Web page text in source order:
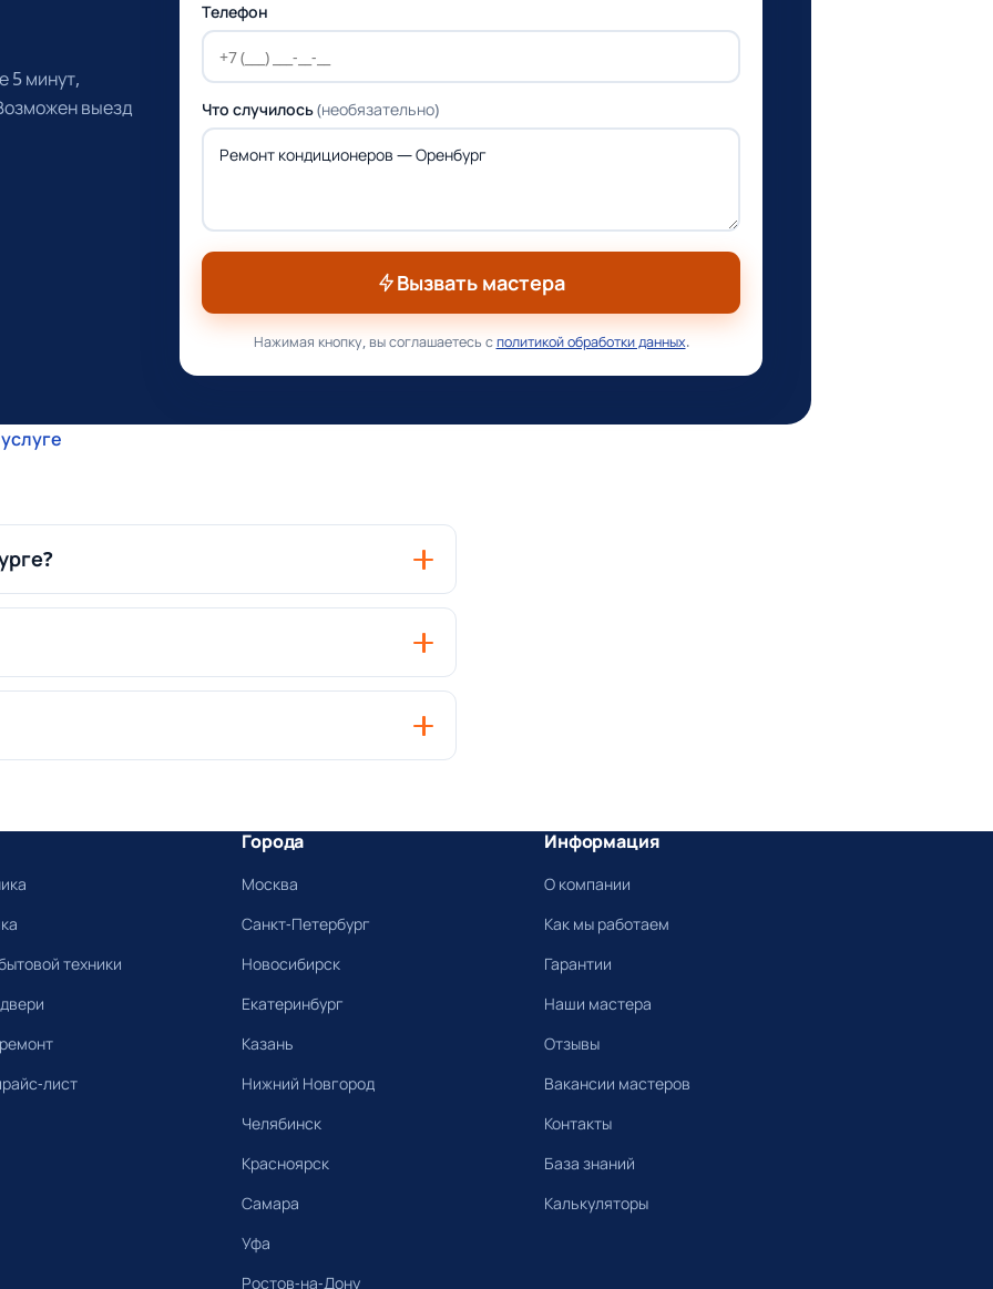
5 минут,
выезд
Телефон
Что случилось(необязательно)
Вызвать мастера
Нажимая кнопку, вы соглашаетесь сполитикой обработки данных.
техники
лист
Города
Москва
Санкт-Петербург
Новосибирск
Екатеринбург
Казань
Нижний Новгород
Челябинск
Красноярск
Самара
Уфа
Ростов-на-Дону
Информация
О компании
Как мы работаем
Гарантии
Наши мастера
Отзывы
Вакансии мастеров
Контакты
База знаний
Калькуляторы